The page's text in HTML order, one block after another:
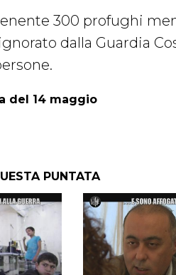
300 profughi
dalla Guardia
del 14 maggio
PUNTATA